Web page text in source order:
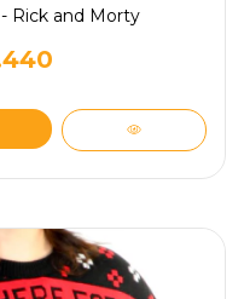
Rick and Morty